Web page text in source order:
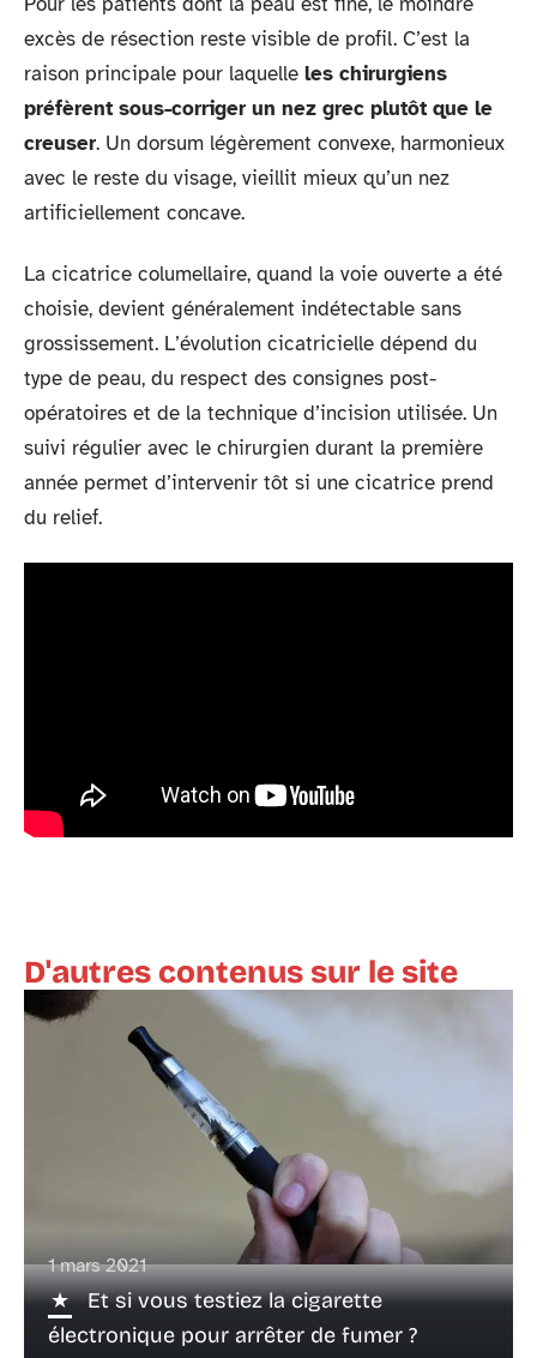
excès de résection reste visible de profil. C’est la
raison principale pour laquelle les chirurgiens
préfèrent sous-corriger un nez grec plutôt que le
creuser. Un dorsum légèrement convexe, harmonieux
avec le reste du visage, vieillit mieux qu’un nez
artificiellement concave.
La cicatrice columellaire, quand la voie ouverte a été
choisie, devient généralement indétectable sans
grossissement. L’évolution cicatricielle dépend du
type de peau, du respect des consignes post-
opératoires et de la technique d’incision utilisée. Un
suivi régulier avec le chirurgien durant la première
année permet d’intervenir tôt si une cicatrice prend
du relief.
D'autres contenus sur le site
1 mars 2021
Et si vous testiez la cigarette
électronique pour arrêter de fumer ?